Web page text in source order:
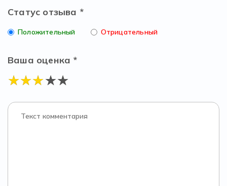
Статус отзыва *
Положительный Отрицательный
Ваша оценка *